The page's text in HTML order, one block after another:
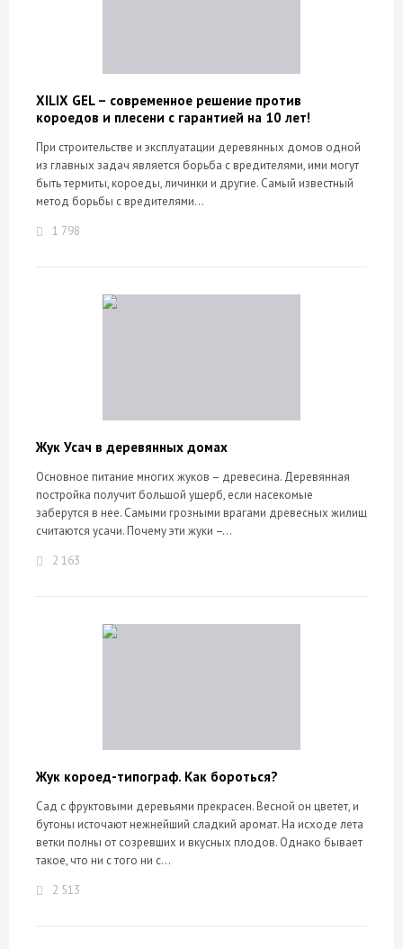
XILIX GEL – современное решение против
короедов и плесени с гарантией на 10 лет!
При строительстве и эксплуатации деревянных домов одной
из главных задач является борьба с вредителями, ими могут
быть термиты, короеды, личинки и другие. Самый известный
метод борьбы с вредителями...
1 798
Жук Усач в деревянных домах
Основное питание многих жуков – древесина. Деревянная
постройка получит большой ущерб, если насекомые
заберутся в нее. Самыми грозными врагами древесных жилищ
считаются усачи. Почему эти жуки –...
2 163
Жук короед-типограф. Как бороться?
Сад с фруктовыми деревьями прекрасен. Весной он цветет, и
бутоны источают нежнейший сладкий аромат. На исходе лета
ветки полны от созревших и вкусных плодов. Однако бывает
такое, что ни с того ни с...
2 513